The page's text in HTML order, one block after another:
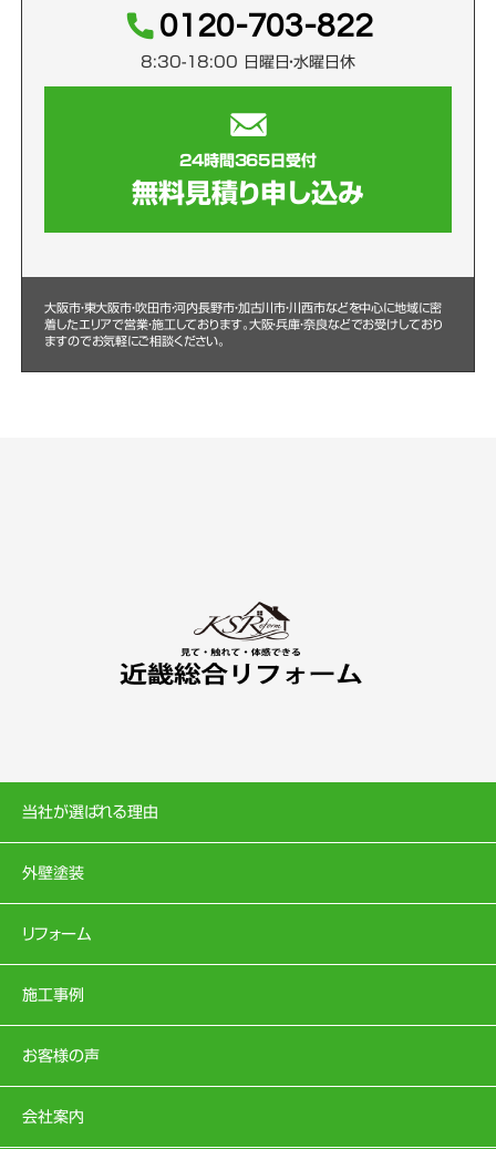
0120-703-822
8:30-18:00 日曜日・水曜日休
24時間365日受付
無料見積り申し込み
大阪市・東大阪市・吹田市・河内長野市・加古川市・川西市などを中心に地域に密
着したエリアで営業・施工しております。大阪・兵庫・奈良などでお受けしており
ますのでお気軽にご相談ください。
当社が選ばれる理由
外壁塗装
リフォーム
施工事例
お客様の声
会社案内